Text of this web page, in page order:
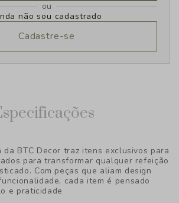
ou
não sou cadastrado
Cadastre-se
BTC Decor traz itens exclusivos para
para transformar qualquer refeição
Com peças que aliam design
cada item é pensado
e praticidade